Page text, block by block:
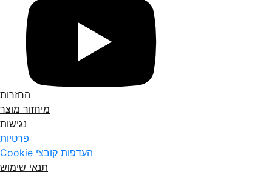
החזרות
מיחזור מוצר
נגישות
פרטיות
העדפות קובצי Cookie
תנאי שימוש